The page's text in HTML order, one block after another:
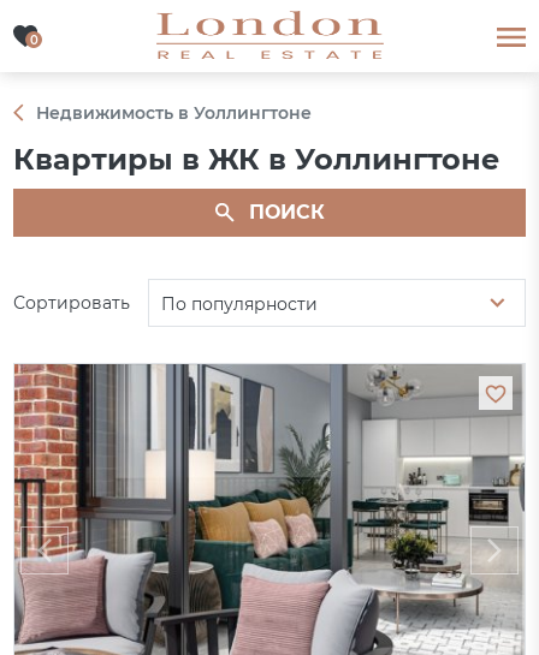
0
0
Недвижимость в Уоллингтоне
Квартиры в ЖК в Уоллингтоне
ПОИСК
Сортировать По популярности